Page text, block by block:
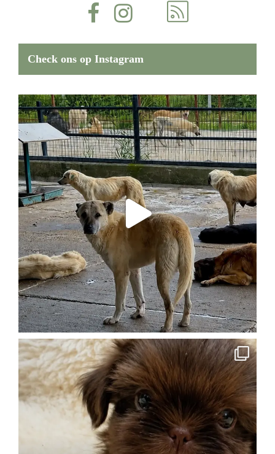
Check ons op Instagram